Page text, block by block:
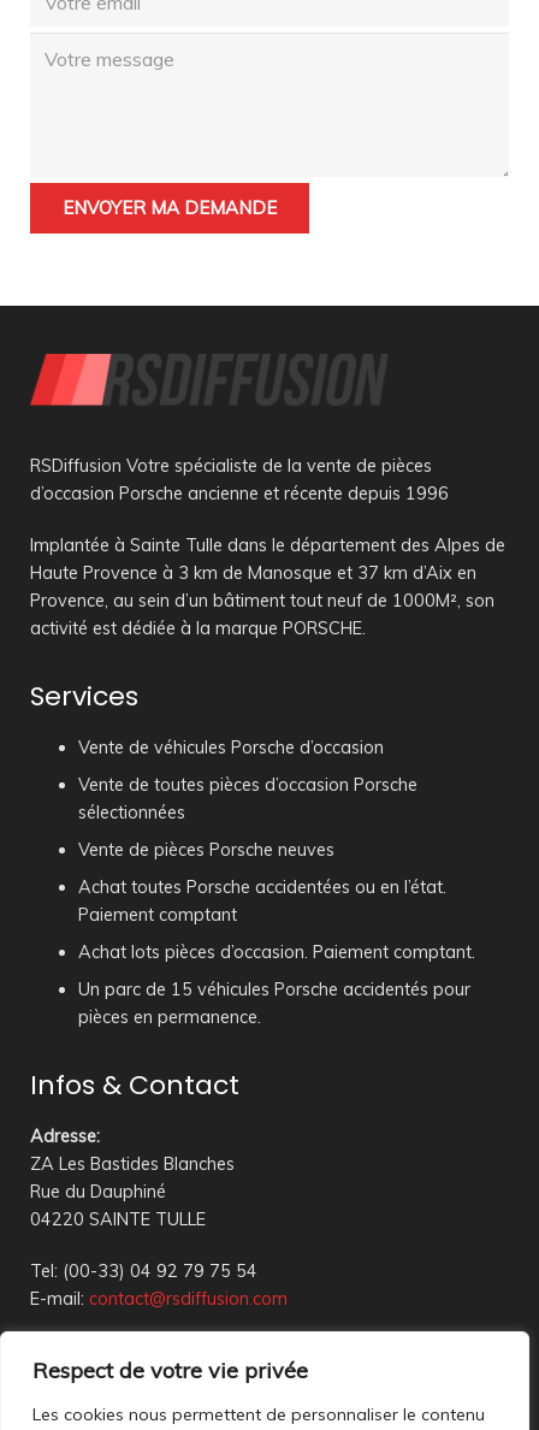
Respect de votre vie privée
Les cookies nous permettent de personnaliser le contenu
RSDiffusion Votre spécialiste de la vente de pièces
d’occasion Porsche ancienne et récente depuis 1996
Implantée à Sainte Tulle dans le département des Alpes de
Haute Provence à 3 km de Manosque et 37 km d’Aix en
Provence, au sein d’un bâtiment tout neuf de 1000M², son
activité est dédiée à la marque PORSCHE.
Services
Vente de véhicules Porsche d’occasion
Vente de toutes pièces d’occasion Porsche
sélectionnées
Vente de pièces Porsche neuves
Achat toutes Porsche accidentées ou en l’état.
Paiement comptant
Achat lots pièces d’occasion. Paiement comptant.
Un parc de 15 véhicules Porsche accidentés pour
pièces en permanence.
Infos & Contact
Adresse:
ZA Les Bastides Blanches
Rue du Dauphiné
04220 SAINTE TULLE
Tel: (00-33) 04 92 79 75 54
E-mail: contact@rsdiffusion.com
18h00
Réception en magasin sur rendez-vous uniquement